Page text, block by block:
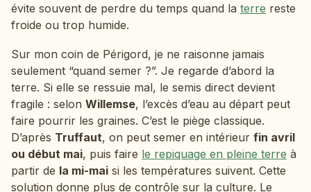
évite souvent de perdre du temps quand la terre reste
froide ou trop humide.
Sur mon coin de Périgord, je ne raisonne jamais
seulement “quand semer ?”. Je regarde d’abord la
terre. Si elle se ressuie mal, le semis direct devient
fragile : selon Willemse, l’excès d’eau au départ peut
faire pourrir les graines. C’est le piège classique.
D’après Truffaut, on peut semer en intérieur fin avril
ou début mai, puis faire le repiquage en pleine terre à
partir de la mi-mai si les températures suivent. Cette
solution donne plus de contrôle sur la culture. Le